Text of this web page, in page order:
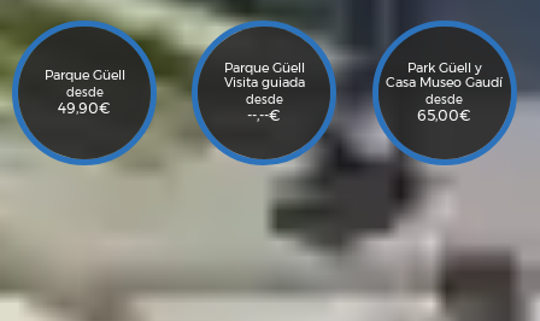
Parque Güell
desde
49,90€
Parque Güell
Visita guiada
desde
--,--€
Park Güell y
Casa Museo Gaudí
desde
65,00€